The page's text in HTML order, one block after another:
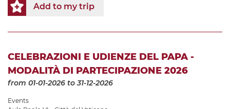
Add to my trip
CELEBRAZIONI E UDIENZE DEL PAPA -
MODALITÀ DI PARTECIPAZIONE 2026
from 01-01-2026 to 31-12-2026
Events